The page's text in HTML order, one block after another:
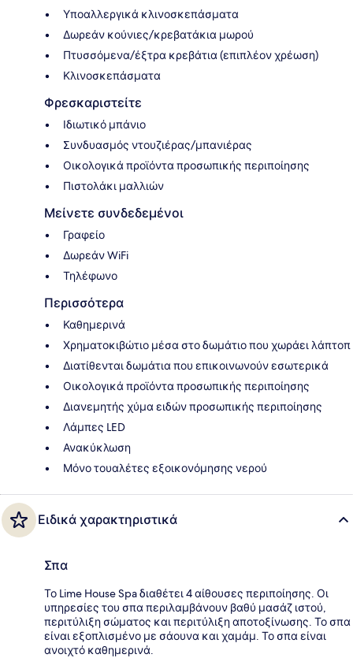
Υποαλλεργικά κλινοσκεπάσματα
Δωρεάν κούνιες/κρεβατάκια μωρού
Πτυσσόμενα/έξτρα κρεβάτια (επιπλέον χρέωση)
Κλινοσκεπάσματα
Φρεσκαριστείτε
Ιδιωτικό μπάνιο
Συνδυασμός ντουζιέρας/μπανιέρας
Οικολογικά προϊόντα προσωπικής περιποίησης
Πιστολάκι μαλλιών
Μείνετε συνδεδεμένοι
Γραφείο
Δωρεάν WiFi
Τηλέφωνο
Περισσότερα
Καθημερινά
Χρηματοκιβώτιο μέσα στο δωμάτιο που χωράει λάπτοπ
Διατίθενται δωμάτια που επικοινωνούν εσωτερικά
Οικολογικά προϊόντα προσωπικής περιποίησης
Διανεμητής χύμα ειδών προσωπικής περιποίησης
Λάμπες LED
Ανακύκλωση
Μόνο τουαλέτες εξοικονόμησης νερού
Ειδικά χαρακτηριστικά
Σπα
Το Lime House Spa διαθέτει 4 αίθουσες περιποίησης. Οι
υπηρεσίες του σπα περιλαμβάνουν βαθύ μασάζ ιστού,
περιτύλιξη σώματος και περιτύλιξη αποτοξίνωσης. Το σπα
είναι εξοπλισμένο με σάουνα και χαμάμ. Το σπα είναι
ανοιχτό καθημερινά.